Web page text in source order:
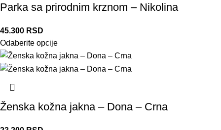
Parka sa prirodnim krznom – Nikolina
45.300 RSD
Odaberite opcije
Ženska kožna jakna – Dona – Crna